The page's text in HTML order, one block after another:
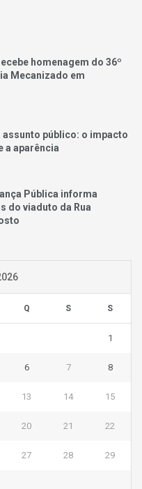
homenagem do 36º
Mecanizado em
assunto público: o impacto
a aparência
Pública informa
do viaduto da Rua
Q S S
1
6 7 8
13 14 15
20 21 22
27 28 29